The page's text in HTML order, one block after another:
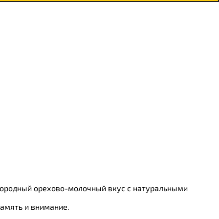
орехово-молочный вкус с натуральными
и внимание.